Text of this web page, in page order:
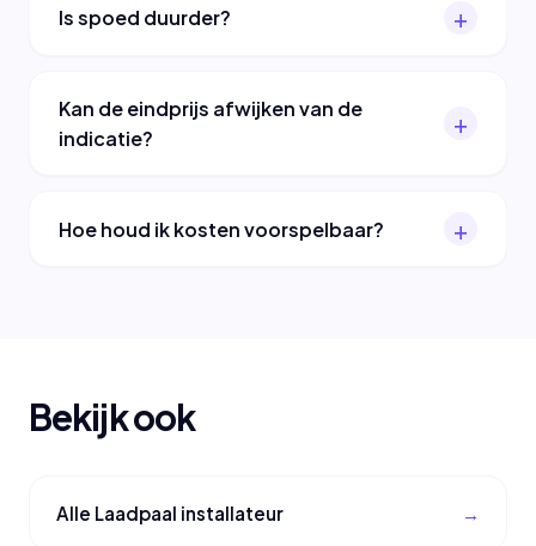
Is spoed duurder?
Kan de eindprijs afwijken van de
indicatie?
Hoe houd ik kosten voorspelbaar?
Bekijk ook
Alle Laadpaal installateur